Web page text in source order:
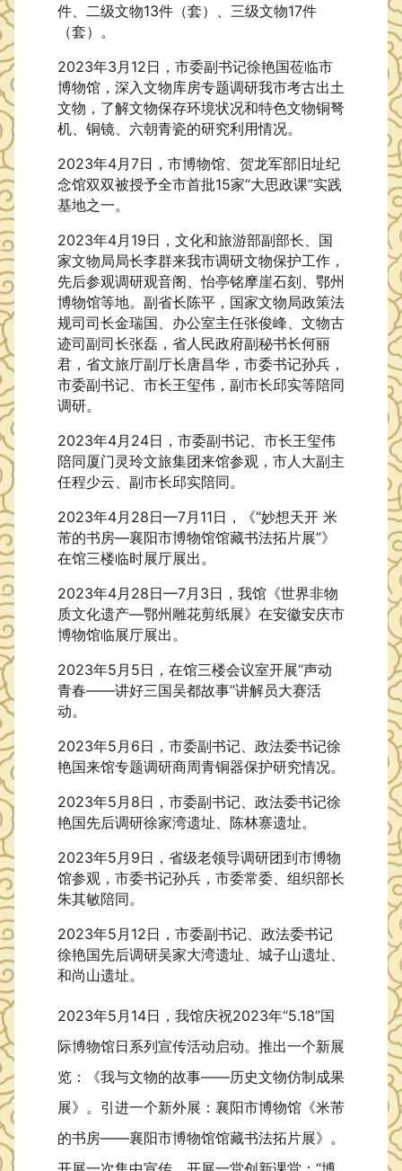
件、二级文物13件（套）、三级文物17件
（套）。
2023年3月12日，市委副书记徐艳国莅临市
博物馆，深入文物库房专题调研我市考古出土
文物，了解文物保存环境状况和特色文物铜弩
机、铜镜、六朝青瓷的研究利用情况。
2023年4月7日，市博物馆、贺龙军部旧址纪
念馆双双被授予全市首批15家“大思政课”实践
基地之一。
2023年4月19日，文化和旅游部副部长、国
家文物局局长李群来我市调研文物保护工作，
先后参观调研观音阁、怡亭铭摩崖石刻、鄂州
博物馆等地。副省长陈平，国家文物局政策法
规司司长金瑞国、办公室主任张俊峰、文物古
迹司副司长张磊，省人民政府副秘书长何丽
君，省文旅厅副厅长唐昌华，市委书记孙兵，
市委副书记、市长王玺伟，副市长邱实等陪同
调研。
2023年4月24日，市委副书记、市长王玺伟
陪同厦门灵玲文旅集团来馆参观，市人大副主
任程少云、副市长邱实陪同。
2023年4月28日—7月11日，《“妙想天开 米
芾的书房—襄阳市博物馆馆藏书法拓片展”》
在馆三楼临时展厅展出。
2023年4月28日—7月3日，我馆《世界非物
质文化遗产—鄂州雕花剪纸展》在安徽安庆市
博物馆临展厅展出。
2023年5月5日，在馆三楼会议室开展“声动
青春——讲好三国吴都故事”讲解员大赛活
动。
2023年5月6日，市委副书记、政法委书记徐
艳国来馆专题调研商周青铜器保护研究情况。
2023年5月8日，市委副书记、政法委书记徐
艳国先后调研徐家湾遗址、陈林寨遗址。
2023年5月9日，省级老领导调研团到市博物
馆参观，市委书记孙兵，市委常委、组织部长
朱其敏陪同。
2023年5月12日，市委副书记、政法委书记
徐艳国先后调研吴家大湾遗址、城子山遗址、
和尚山遗址。
2023年5月14日，我馆庆祝2023年“5.18”国
际博物馆日系列宣传活动启动。推出一个新展
览：《我与文物的故事——历史文物仿制成果
展》。引进一个新外展：襄阳市博物馆《米芾
的书房——襄阳市博物馆馆藏书法拓片展》。